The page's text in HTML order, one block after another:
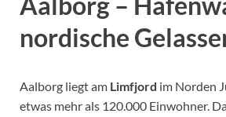
nordische
Aalborg liegt am Limfjord im Norden
etwas mehr als 120.000 Einwohner.